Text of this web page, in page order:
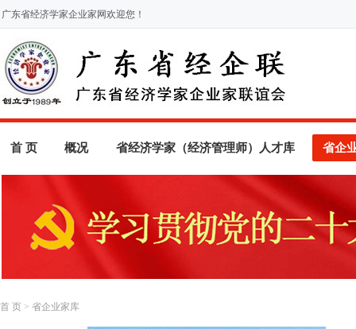
广东省经济学家企业家网欢迎您！
首 页 概况 省经济学家（经济管理师）人才库 省企
首 页 > 省企业家库